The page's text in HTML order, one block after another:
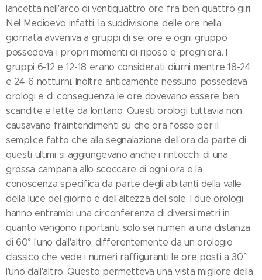
lancetta nell'arco di ventiquattro ore fra ben quattro giri.
Nel Medioevo infatti, la suddivisione delle ore nella
giornata avveniva a gruppi di sei ore e ogni gruppo
possedeva i propri momenti di riposo e preghiera. I
gruppi 6-12 e 12-18 erano considerati diurni mentre 18-24
e 24-6 notturni. Inoltre anticamente nessuno possedeva
orologi e di conseguenza le ore dovevano essere ben
scandite e lette da lontano. Questi orologi tuttavia non
causavano fraintendimenti su che ora fosse per il
semplice fatto che alla segnalazione dell'ora da parte di
questi ultimi si aggiungevano anche i rintocchi di una
grossa campana allo scoccare di ogni ora e la
conoscenza specifica da parte degli abitanti della valle
della luce del giorno e dell'altezza del sole. I due orologi
hanno entrambi una circonferenza di diversi metri in
quanto vengono riportanti solo sei numeri a una distanza
di 60° l'uno dall'altro, differentemente da un orologio
classico che vede i numeri raffiguranti le ore posti a 30°
l'uno dall'altro. Questo permetteva una vista migliore della